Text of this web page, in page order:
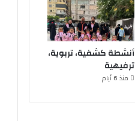
أنشطة كشفية، تربوية،
ترفيهية
منذ 6 أيام